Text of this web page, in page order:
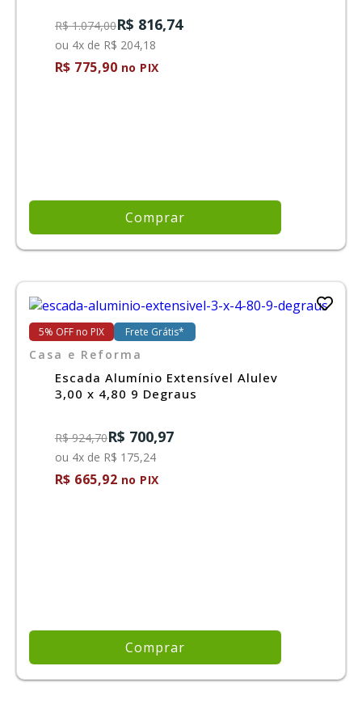
R$ 1.074,00R$ 816,74
ou 4x de R$ 204,18
R$ 775,90 no PIX
Comprar
5% OFF no PIX Frete Grátis*
Casa e Reforma
Escada Alumínio Extensível Alulev
3,00 x 4,80 9 Degraus
R$ 924,70R$ 700,97
ou 4x de R$ 175,24
R$ 665,92 no PIX
Comprar